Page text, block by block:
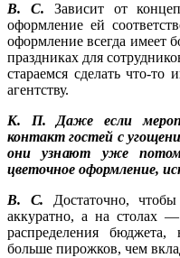
В. С. Зависит от
оформление ей
оформление всегда имеет
праздниках для
стараемся сделать что-то
агентству.
К. П. Даже если
контакт гостей с
они узнают уже
цветочное оформление,
В. С.
Достаточно,
аккуратно, а на столах
распределения
больше пирожков, чем